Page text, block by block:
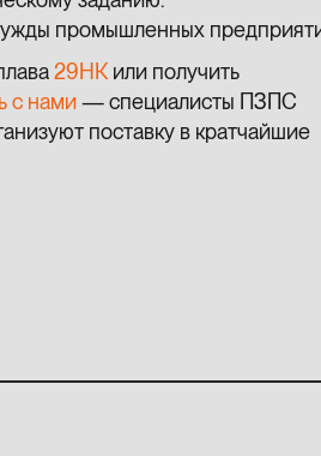
промышленных
29НКили получить
с нами— специалисты ПЗПС
поставку в кратчайшие